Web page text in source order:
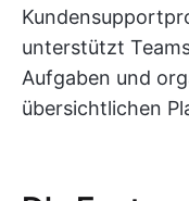
unterstützt
Aufgaben und
übersichtlichen